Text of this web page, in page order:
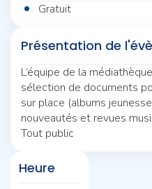
Gratuit
Présentation de
L’équipe de la
sélection de documents
sur place (albums
nouveautés et revues
Tout public
Heure